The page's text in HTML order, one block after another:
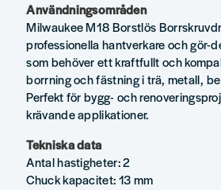
Användningsområden
Milwaukee M18 Borstlös
professionella hantverkare och gör-
som behöver ett kraftfullt och
borrning och fästning i trä, metall,
Perfekt för bygg- och
krävande applikationer.
Tekniska data
Antal hastigheter: 2
Chuck kapacitet: 13 mm